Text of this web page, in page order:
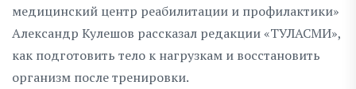
медицинский центр реабилитации и профилактики»
Александр Кулешов рассказал редакции «ТУЛАСМИ»,
как подготовить тело к нагрузкам и восстановить
организм после тренировки.